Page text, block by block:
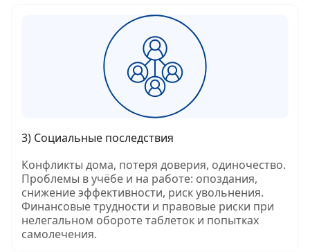
3) Социальные последствия
Конфликты дома, потеря доверия, одиночество.
Проблемы в учёбе и на работе: опоздания,
снижение эффективности, риск увольнения.
Финансовые трудности и правовые риски при
нелегальном обороте таблеток и попытках
самолечения.